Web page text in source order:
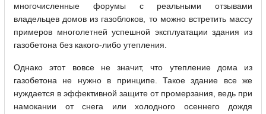
многочисленные форумы с реальными отзывами
владельцев домов из газоблоков, то можно встретить массу
примеров многолетней успешной эксплуатации здания из
газобетона без какого-либо утепления.
Однако этот вовсе не значит, что утепление дома из
газобетона не нужно в принципе. Такое здание все же
нуждается в эффективной защите от промерзания, ведь при
намокании от снега или холодного осеннего дождя